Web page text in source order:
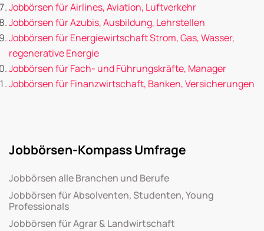
Jobbörsen für Airlines, Aviation, Luftverkehr
Jobbörsen für Azubis, Ausbildung, Lehrstellen
Jobbörsen für Energiewirtschaft Strom, Gas, Wasser,
regenerative Energie
Jobbörsen für Fach- und Führungskräfte, Manager
Jobbörsen für Finanzwirtschaft, Banken, Versicherungen
Jobbörsen-Kompass Umfrage
Jobbörsen alle Branchen und Berufe
Jobbörsen für Absolventen, Studenten, Young
Professionals
Jobbörsen für Agrar & Landwirtschaft